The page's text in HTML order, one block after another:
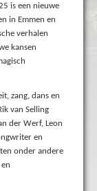
is een nieuwe
in Emmen en
verhalen
kansen
zang, dans en
van Selling
der Werf, Leon
en
onder andere